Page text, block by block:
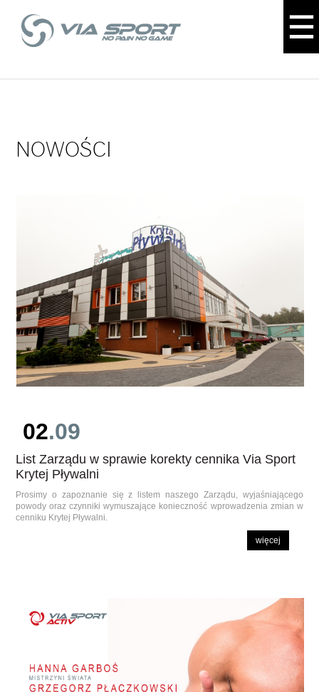
NOWOŚCI
02.09
List Zarządu w sprawie korekty cennika Via Sport
Krytej Pływalni
Prosimy o zapoznanie się z listem naszego Zarządu, wyjaśniającego
powody oraz czynniki wymuszające konieczność wprowadzenia zmian w
cenniku Krytej Pływalni.
więcej